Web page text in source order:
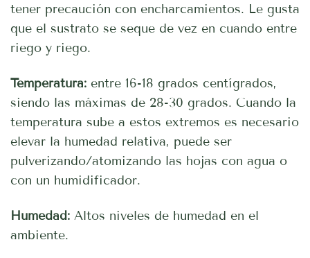
tener precaución con encharcamientos. Le gusta
que el sustrato se seque de vez en cuando entre
riego y riego.
Temperatura: entre 16-18 grados centígrados,
siendo las máximas de 28-30 grados. Cuando la
temperatura sube a estos extremos es necesario
elevar la humedad relativa, puede ser
pulverizando/atomizando las hojas con agua o
con un humidificador.
Humedad: Altos niveles de humedad en el
ambiente.